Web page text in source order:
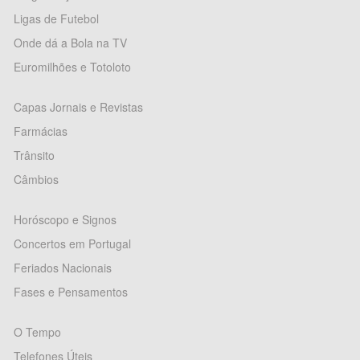
Ligas de Futebol
Onde dá a Bola na TV
Euromilhões e Totoloto
Capas Jornais e Revistas
Farmácias
Trânsito
Câmbios
Horóscopo e Signos
Concertos em Portugal
Feriados Nacionais
Fases e Pensamentos
O Tempo
Telefones Úteis